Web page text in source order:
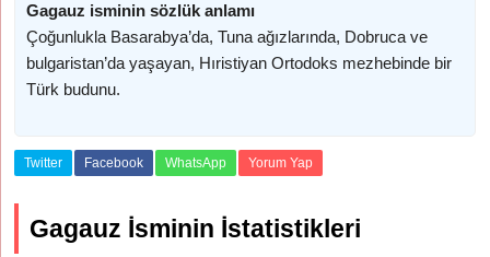
Gagauz isminin sözlük anlamı
Çoğunlukla Basarabya’da, Tuna ağızlarında, Dobruca ve
bulgaristan’da yaşayan, Hıristiyan Ortodoks mezhebinde bir
Türk budunu.
Twitter Facebook WhatsApp Yorum Yap
Gagauz İsminin İstatistikleri